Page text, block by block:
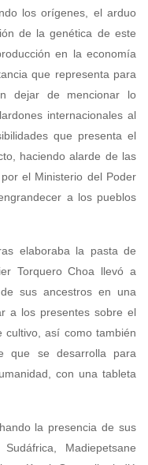
los orígenes, el arduo
de la genética de este
en la economía
que representa para
dejar de mencionar lo
internacionales al
que presenta el
haciendo alarde de las
el Ministerio del Poder
a los pueblos
elaboraba la pasta de
Torquero Choa llevó a
sus ancestros en una
a los presentes sobre el
cultivo, así como también
que se desarrolla para
con una tableta
la presencia de sus
Madiepetsane